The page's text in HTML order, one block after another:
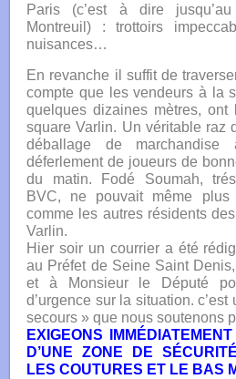
Paris (c’est à dire
Montreuil) : trottoirs
nuisances…
En revanche il suffit de
compte que les vendeurs à la
quelques dizaines mètres, ont
square Varlin. Un véritable raz
déballage de
déferlement de joueurs de
du matin. Fodé Soumah,
BVC, ne pouvait même
comme les autres résidents
Varlin.
Hier soir un courrier a été
au Préfet de Seine Saint
et à Monsieur le Député
d’urgence sur la situation.
secours » que nous soutenons
EXIGEONS
D’UNE ZONE DE
LES COUTURES ET LE BAS